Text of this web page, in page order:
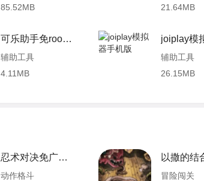
85.52MB
21.64MB
可乐助手免root框架版
辅助工具
4.11MB
辅助工具
26.15MB
忍术对决免广告 2.1 安卓版
动作格斗
冒险闯关